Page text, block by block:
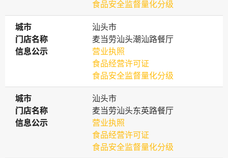
食品安全监督量化分级
城市
城市
汕头市
门店名称
门店名称
麦当劳汕头潮汕路餐厅
信息公示
信息公示
营业执照
食品经营许可证
食品安全监督量化分级
城市
城市
汕头市
门店名称
门店名称
麦当劳汕头东英路餐厅
信息公示
信息公示
营业执照
食品经营许可证
食品安全监督量化分级